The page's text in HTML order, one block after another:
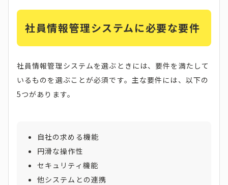
社員情報管理システムに必要な要件
社員情報管理システムを選ぶときには、要件を満たして
いるものを選ぶことが必須です。主な要件には、以下の
5つがあります。
自社の求める機能
円滑な操作性
セキュリティ機能
他システムとの連携